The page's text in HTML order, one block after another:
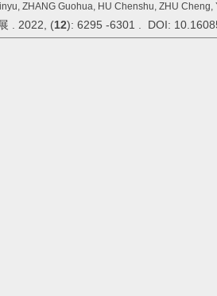
ZHANG Guohua, HU Chenshu, ZHU Cheng,
. 2022, (12): 6295 -6301 . DOI: